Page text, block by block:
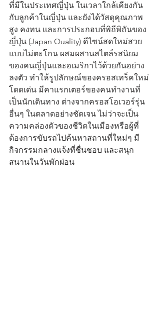
ที่มีในประเทศญี่ปุ่น ในเวลาใกล้เคียงกัน
กับลูกค้าในญี่ปุ่น และยังได้วัสดุคุณภาพ
สูง คงทน และการประกอบที่พิถีพิถันของ
ญี่ปุ่น (Japan Quality) ดีไซน์สดใหม่สวย
แบบไม่ตะโกน ผสมผสานสไตล์รสนิยม
ของคนญี่ปุ่นและอเมริกาไว้ด้วยกันอย่าง
ลงตัว ทำให้รูปลักษณ์ของครอสเทร็คใหม่
โดดเด่น มีคาแรกเตอร์ของคนทำงานที่
เป็นนักเดินทาง ต่างจากครอสโอเวอร์รุ่น
อื่นๆ ในตลาดอย่างชัดเจน ไม่ว่าจะเป็น
ความคล่องตัวของชีวิตในเมืองหรือผู้ที่
ต้องการขับรถไปค้นหาสถานที่ใหม่ๆ มี
กิจกรรมกลางแจ้งที่ชื่นชอบ และสนุก
สนานในวันพักผ่อน